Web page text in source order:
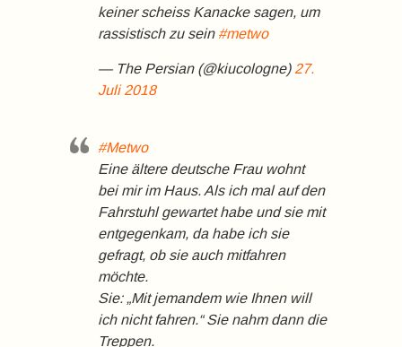
keiner scheiss Kanacke sagen, um
rassistisch zu sein #metwo
— The Persian (@kiucologne) 27.
Juli 2018
#Metwo
Eine ältere deutsche Frau wohnt
bei mir im Haus. Als ich mal auf den
Fahrstuhl gewartet habe und sie mit
entgegenkam, da habe ich sie
gefragt, ob sie auch mitfahren
möchte.
Sie: „Mit jemandem wie Ihnen will
ich nicht fahren.“ Sie nahm dann die
Treppen.